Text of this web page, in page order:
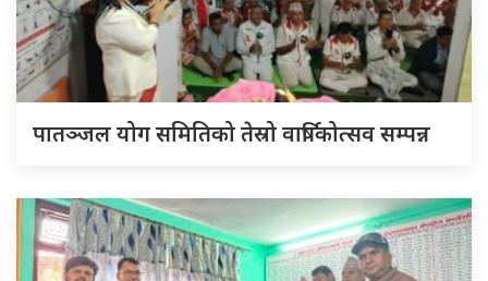
पातञ्जल योग समितिको तेस्रो वार्षिकोत्सव सम्पन्न